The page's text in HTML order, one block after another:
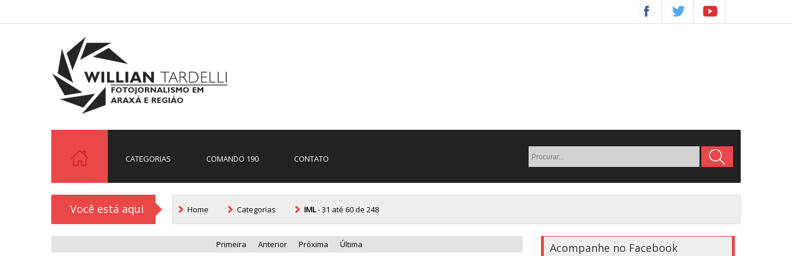
CATEGORIAS COMANDO 190 CONTATO
Você está aqui Home Categorias IML- 31 até 60 de 248
Primeira Anterior Próxima Última Acompanhe no Facebook